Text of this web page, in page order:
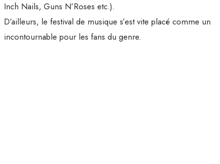
Inch Nails, Guns N’Roses etc.).
D’ailleurs, le festival de musique s’est vite placé comme un
incontournable pour les fans du genre.